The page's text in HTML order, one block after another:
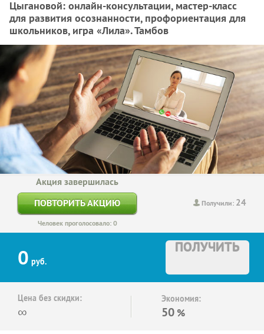
Цыгановой: онлайн-консультации, мастер-класс
для развития осознанности, профориентация для
школьников, игра «Лила». Тамбов
Получили: 24
Акция завершилась
ПОВТОРИТЬ АКЦИЮ
Человек проголосовало: 0
0 руб.
ПОЛУЧИТЬ
Цена без скидки:
∞
Экономия:
50 %